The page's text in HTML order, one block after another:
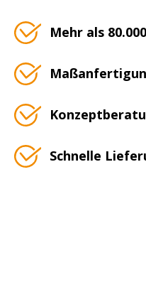
Mehr als
Schnelle